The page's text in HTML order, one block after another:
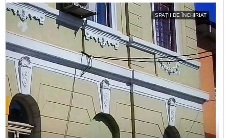
SPAȚII DE ÎNCHIRIAT